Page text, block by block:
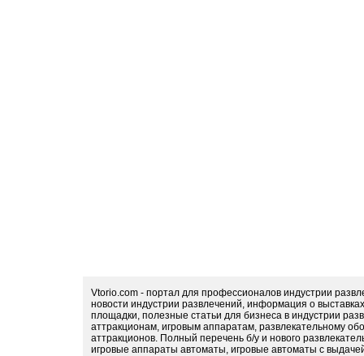
Vtorio.com - портал для профессионалов индустрии
новости индустрии развлечений, информация о
площадки, полезные статьи для бизнеса в индустрии
аттракционам, игровым аппаратам, развлекательному
аттракционов. Полный перечень б/у и нового
игровые аппараты автоматы, игровые автоматы с